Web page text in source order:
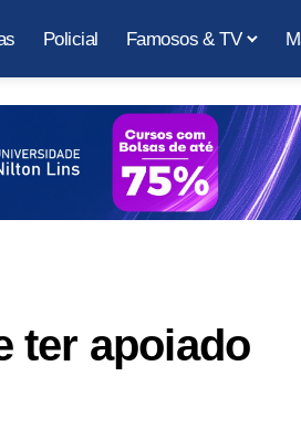
Policial Famosos & TV
ter apoiado